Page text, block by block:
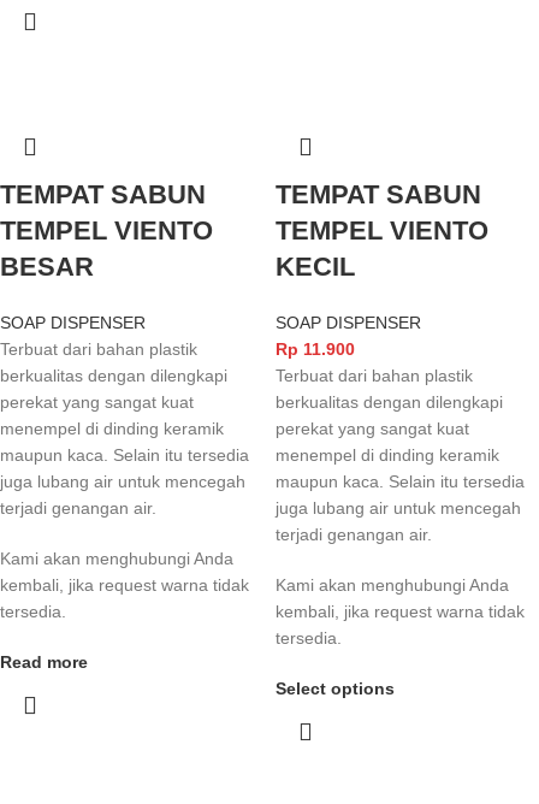
TEMPAT SABUN
TEMPEL VIENTO
BESAR
SOAP DISPENSER
Terbuat dari bahan plastik
berkualitas dengan dilengkapi
perekat yang sangat kuat
menempel di dinding keramik
maupun kaca. Selain itu tersedia
juga lubang air untuk mencegah
terjadi genangan air.
Kami akan menghubungi Anda
kembali, jika request warna tidak
tersedia.
Read more
TEMPAT SABUN
TEMPEL VIENTO
KECIL
SOAP DISPENSER
Rp 11.900
Terbuat dari bahan plastik
berkualitas dengan dilengkapi
perekat yang sangat kuat
menempel di dinding keramik
maupun kaca. Selain itu tersedia
juga lubang air untuk mencegah
terjadi genangan air.
Kami akan menghubungi Anda
kembali, jika request warna tidak
tersedia.
Select options